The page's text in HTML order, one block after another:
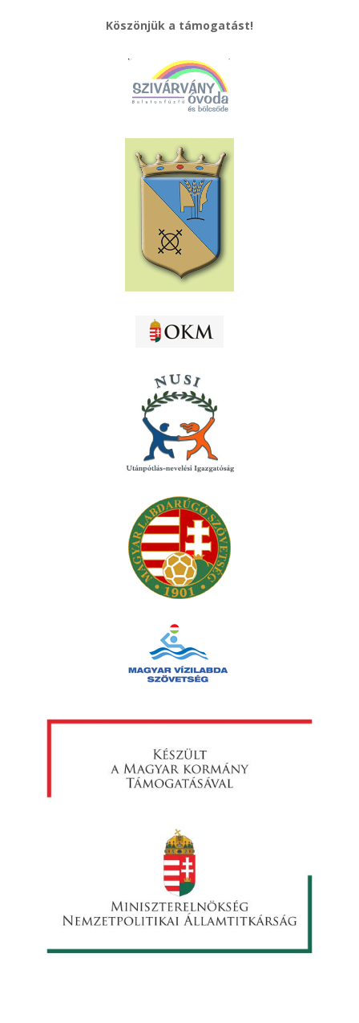
Köszönjük a támogatást!